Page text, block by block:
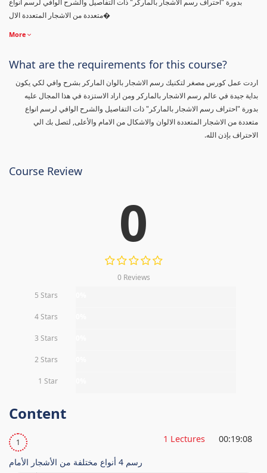
متعددة من الاشجار المتعددة الال�
More
What are the requirements for this course?
اردت عمل كورس مصغر لتكنيك رسم الاشجار بالوان الماركر بشرح وافي لكي يكون
بداية جيدة في عالم رسم الاشجار بالماركر ومن اراد الاستزدة في هذا المجال عليه
بدورة "احتراف رسم الاشجار بالماركر" ذات التفاصيل والشرح الوافي لرسم انواع
متعددة من الاشجار المتعددة الالوان والاشكال من الامام والأعلى, لتصل بك الي
الاحتراف بإذن الله.
Course Review
0
0 Reviews
5 Stars
4 Stars
3 Stars
2 Stars
1 Star
Content
1 1 Lectures 00:19:08
رسم 4 أنواع مختلفة من الأشجار الأمام